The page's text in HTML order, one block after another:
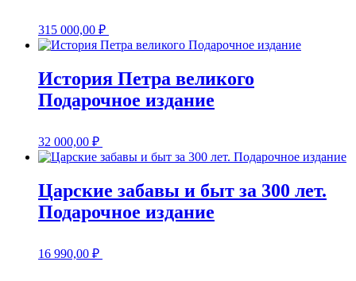
315 000,00 ₽
История Петра великого
Подарочное издание
32 000,00 ₽
Царские забавы и быт за 300 лет.
Подарочное издание
16 990,00 ₽